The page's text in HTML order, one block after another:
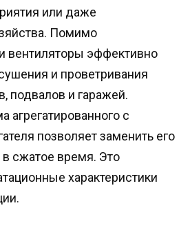
или даже
Помимо
вентиляторы эффективно
и проветривания
подвалов и гаражей.
агрегатированного с
позволяет заменить его
в сжатое время. Это
характеристики